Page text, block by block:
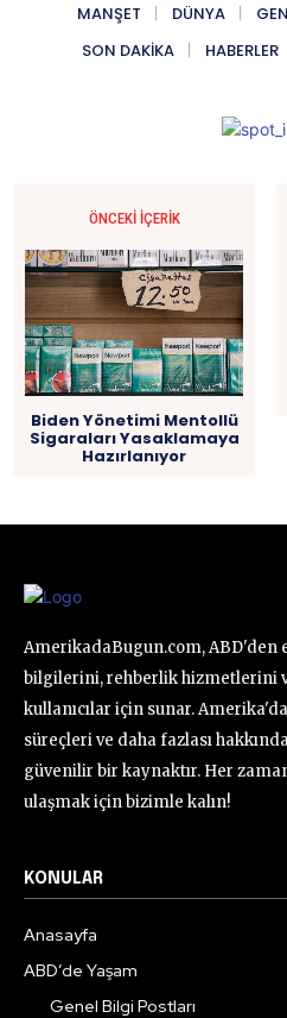
MANŞET DÜNYA
SON DAKIKA
HABERLER
ÖNCEKI İÇERIK
Biden Yönetimi Mentollü
Sigaraları Yasaklamaya
Hazırlanıyor
AmerikadaBugun.com, ABD'den
bilgilerini, rehberlik hizmetlerini
kullanıcılar için sunar.
süreçleri ve daha fazlası
güvenilir bir kaynaktır. Her
ulaşmak için bizimle kalın!
KONULAR
Anasayfa
ABD’de Yaşam
Genel Bilgi Postları